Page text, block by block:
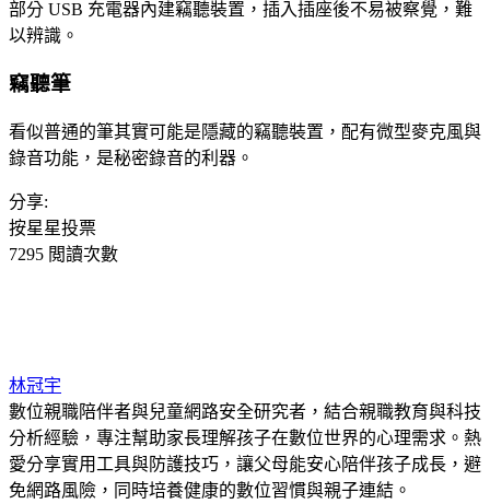
部分 USB 充電器內建竊聽裝置，插入插座後不易被察覺，難
以辨識。
竊聽筆
看似普通的筆其實可能是隱藏的竊聽裝置，配有微型麥克風與
錄音功能，是秘密錄音的利器。
分享:
按星星投票
7295 閲讀次數
林冠宇
數位親職陪伴者與兒童網路安全研究者，結合親職教育與科技
分析經驗，專注幫助家長理解孩子在數位世界的心理需求。熱
愛分享實用工具與防護技巧，讓父母能安心陪伴孩子成長，避
免網路風險，同時培養健康的數位習慣與親子連結。